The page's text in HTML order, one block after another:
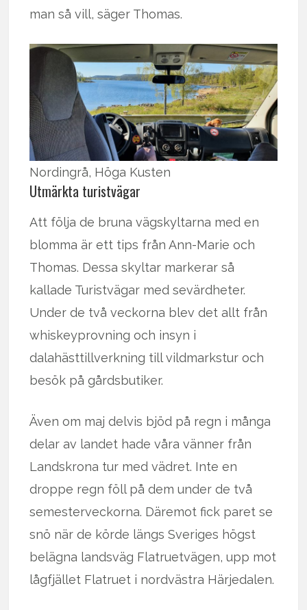
man så vill, säger Thomas.
Nordingrå, Höga Kusten
Utmärkta turistvägar
Att följa de bruna vägskyltarna med en
blomma är ett tips från Ann-Marie och
Thomas. Dessa skyltar markerar så
kallade Turistvägar med sevärdheter.
Under de två veckorna blev det allt från
whiskeyprovning och insyn i
dalahästtillverkning till vildmarkstur och
besök på gårdsbutiker.
Även om maj delvis bjöd på regn i många
delar av landet hade våra vänner från
Landskrona tur med vädret. Inte en
droppe regn föll på dem under de två
semesterveckorna. Däremot fick paret se
snö när de körde längs Sveriges högst
belägna landsväg Flatruetvägen, upp mot
lågfjället Flatruet i nordvästra Härjedalen.